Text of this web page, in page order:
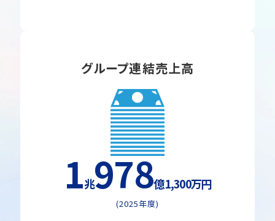
グループ連結売上高
1兆978億 1,300万円
(2025年度)